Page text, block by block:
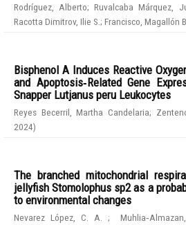
Rodríguez, Alberto;Ruvalcaba Márquez,
Racotta Dimitrov, Ilie S. ; Francisco, Magallón
Bisphenol A Induces Reactive
and Apoptosis‑Related Gene
Snapper Lutjanus peru Leukocytes
Reyes Becerril, Martha Candelaria;
2024)
The branched mitochondrial
jellyfish Stomolophus sp2 as a
to environmental changes
Nevarez López, C. A. ;